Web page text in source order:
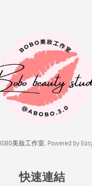
美妝工作室. Powered by
快速連結